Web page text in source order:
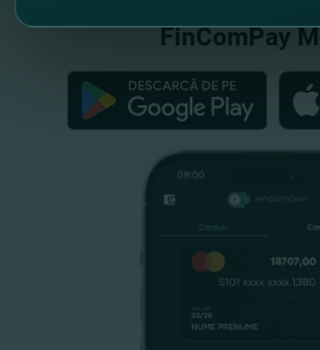
FinComPay